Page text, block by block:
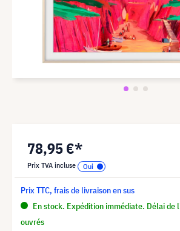
78,95 €*
Prix TVA incluse
Prix TTC, frais de livraison en sus
En stock. Expédition immédiate. Délai de
ouvrés